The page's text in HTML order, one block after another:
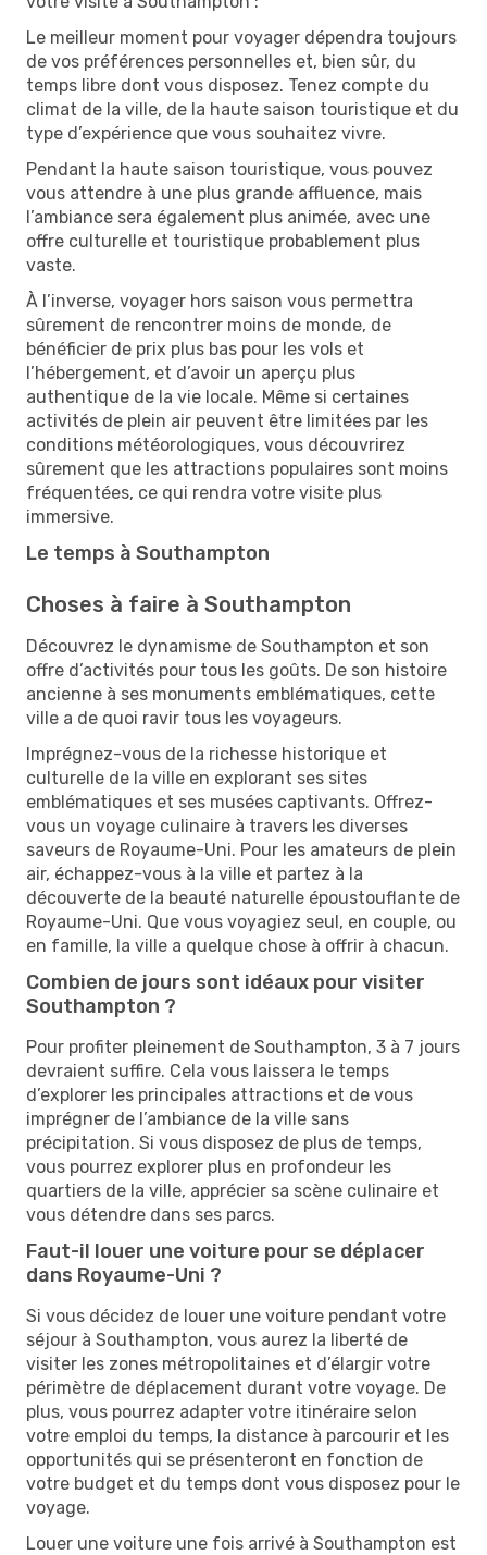
Le meilleur moment pour voyager dépendra toujours
de vos préférences personnelles et, bien sûr, du
temps libre dont vous disposez. Tenez compte du
climat de la ville, de la haute saison touristique et du
type d’expérience que vous souhaitez vivre.
Pendant la haute saison touristique, vous pouvez
vous attendre à une plus grande affluence, mais
l’ambiance sera également plus animée, avec une
offre culturelle et touristique probablement plus
vaste.
À l’inverse, voyager hors saison vous permettra
sûrement de rencontrer moins de monde, de
bénéficier de prix plus bas pour les vols et
l’hébergement, et d’avoir un aperçu plus
authentique de la vie locale. Même si certaines
activités de plein air peuvent être limitées par les
conditions météorologiques, vous découvrirez
sûrement que les attractions populaires sont moins
fréquentées, ce qui rendra votre visite plus
immersive.
Le temps à Southampton
Choses à faire à Southampton
Découvrez le dynamisme de Southampton et son
offre d’activités pour tous les goûts. De son histoire
ancienne à ses monuments emblématiques, cette
ville a de quoi ravir tous les voyageurs.
Imprégnez-vous de la richesse historique et
culturelle de la ville en explorant ses sites
emblématiques et ses musées captivants. Offrez-
vous un voyage culinaire à travers les diverses
saveurs de Royaume-Uni. Pour les amateurs de plein
air, échappez-vous à la ville et partez à la
découverte de la beauté naturelle époustouflante de
Royaume-Uni. Que vous voyagiez seul, en couple, ou
en famille, la ville a quelque chose à offrir à chacun.
Combien de jours sont idéaux pour visiter
Southampton ?
Pour profiter pleinement de Southampton, 3 à 7 jours
devraient suffire. Cela vous laissera le temps
d’explorer les principales attractions et de vous
imprégner de l’ambiance de la ville sans
précipitation. Si vous disposez de plus de temps,
vous pourrez explorer plus en profondeur les
quartiers de la ville, apprécier sa scène culinaire et
vous détendre dans ses parcs.
Faut-il louer une voiture pour se déplacer
dans Royaume-Uni ?
Si vous décidez de louer une voiture pendant votre
séjour à Southampton, vous aurez la liberté de
visiter les zones métropolitaines et d’élargir votre
périmètre de déplacement durant votre voyage. De
plus, vous pourrez adapter votre itinéraire selon
votre emploi du temps, la distance à parcourir et les
opportunités qui se présenteront en fonction de
votre budget et du temps dont vous disposez pour le
voyage.
Louer une voiture une fois arrivé à Southampton est